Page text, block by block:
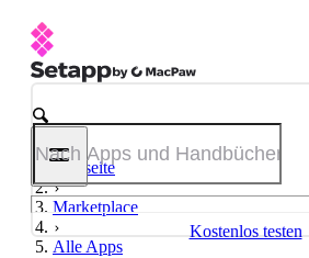
Kostenlos testen
Startseite
Marketplace
Alle Apps